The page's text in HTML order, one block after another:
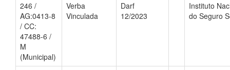
246 /
AG:0413-8
/ CC:
47488-6 /
M
(Municipal)
Verba
Vinculada
Darf
12/2023
Instituto
do Seguro